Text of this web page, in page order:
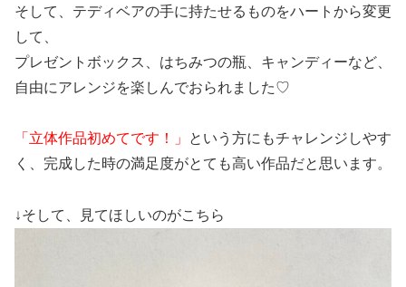
そして、テディベアの手に持たせるものをハートから変更
して、
プレゼントボックス、はちみつの瓶、キャンディーなど、
自由にアレンジを楽しんでおられました♡
「立体作品初めてです！」
という方にもチャレンジしやす
く、完成した時の満足度がとても高い作品だと思います。
↓そして、見てほしいのがこちら